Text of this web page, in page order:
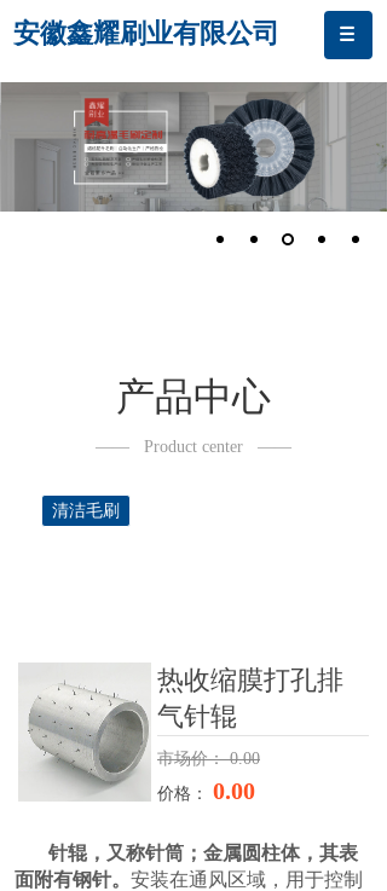
安徽鑫耀刷业有限公司
产品中心
—— Product center ——
清洁毛刷
热收缩膜打孔排
气针辊
市场价： 0.00
价格： 0.00
针辊，又称针筒；金属圆柱体，其表
面附有钢针。 安装在通风区域，用于控制